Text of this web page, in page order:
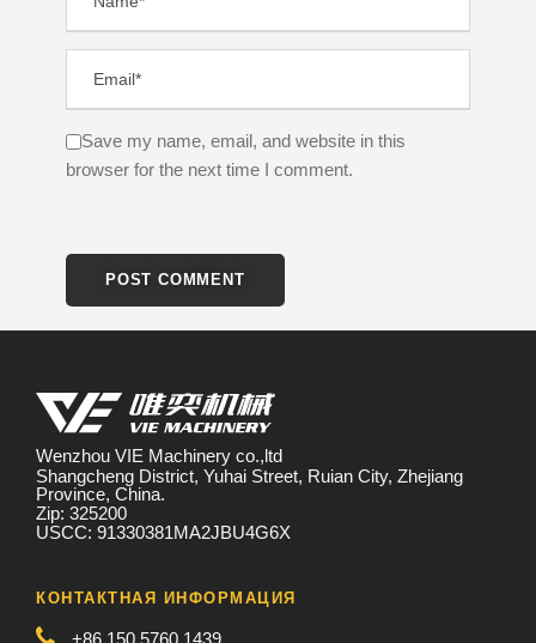
Save my name, email, and website in this
browser for the next time I comment.
Wenzhou VIE Machinery co.,ltd
Shangcheng District, Yuhai Street, Ruian City, Zhejiang
Province, China.
Zip: 325200
USCC: 91330381MA2JBU4G6X
КОНТАКТНАЯ ИНФОРМАЦИЯ
+86 150 5760 1439